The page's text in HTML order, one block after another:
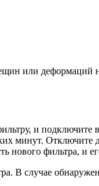
или деформаций
и подключите
минут. Отключите
нового фильтра, и
В случае